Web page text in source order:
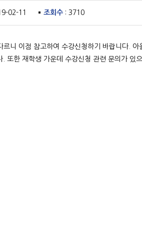
02-11 조회수 : 3710
니 이점 참고하여 수강신청하기 바랍니다.
한 재학생 가운데 수강신청 관련 문의가 있